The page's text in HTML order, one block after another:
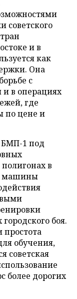
советского
и в
как
Она
с
в операциях
где
по цене и
БМП-1 под
в
машины
боя.
простота
обучения,
советская
более дорогих